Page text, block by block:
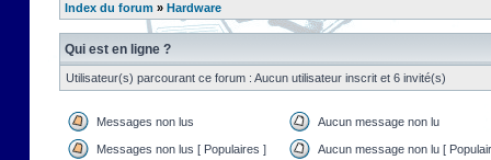
Index du forum » Hardware
Qui est en ligne ?
Utilisateur(s) parcourant ce forum : Aucun utilisateur inscrit et 6 invité(s)
Messages non lus Aucun message non lu
Messages non lus [ Populaires ] Aucun message non lu [